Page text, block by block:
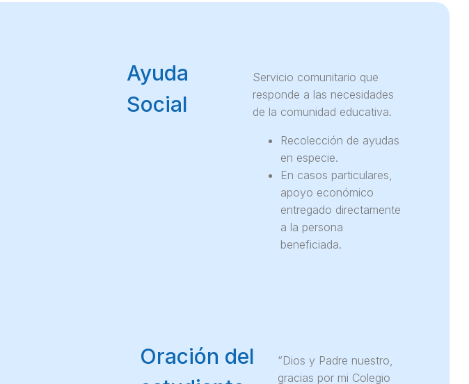
Ayuda
Social
Servicio comunitario que
responde a las necesidades
de la comunidad educativa.
Recolección de ayudas
en especie.
En casos particulares,
apoyo económico
entregado directamente
a la persona
beneficiada.
Oración del
“Dios y Padre nuestro,
gracias por mi Colegio